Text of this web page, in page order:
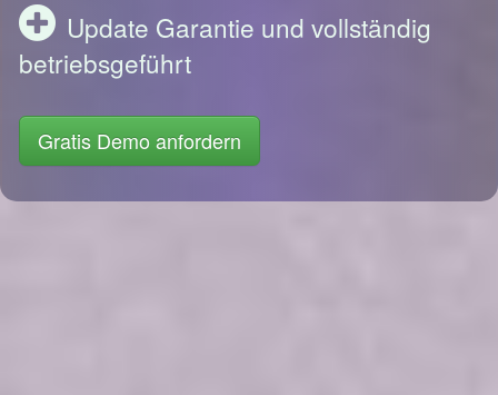
Update Garantie und vollständig
betriebsgeführt
Gratis Demo anfordern